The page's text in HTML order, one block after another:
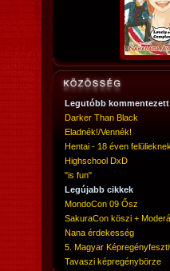
Legutóbb
Darker Than Black
Eladnék!/Vennék!
Hentai - 18 éven
Highschool DxD
"is fun"
Legújabb cikkek
MondoCon 09 Ősz
SakuraCon köszi +
Nana érdekesség
5. Magyar
Tavaszi képregénybörze